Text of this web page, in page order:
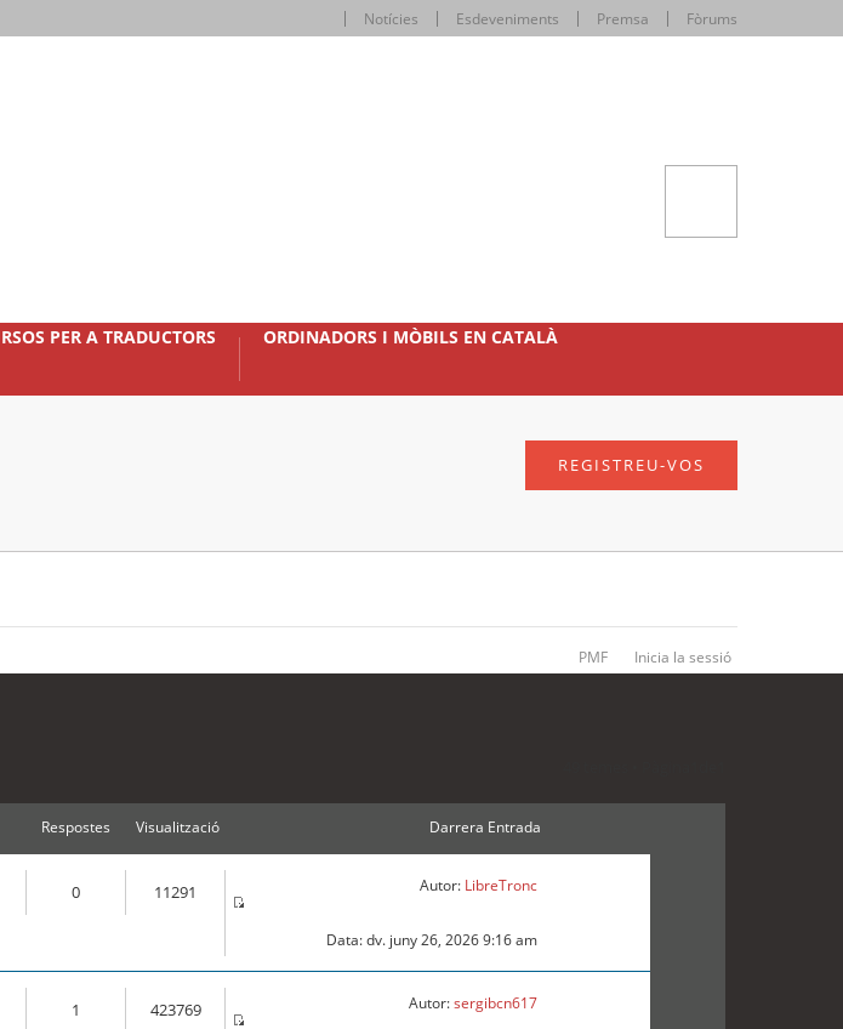
Notícies Esdeveniments Premsa Fòrums
PER A TRADUCTORS ORDINADORS I MÒBILS EN CATALÀ
REGISTREU-VOS
PMF Inicia la sessió
Respostes Visualització Darrera Entrada
0 11291 Autor: LibreTronc
Data: dv. juny 26, 2026 9:16 am
1 423769 Autor:sergibcn617